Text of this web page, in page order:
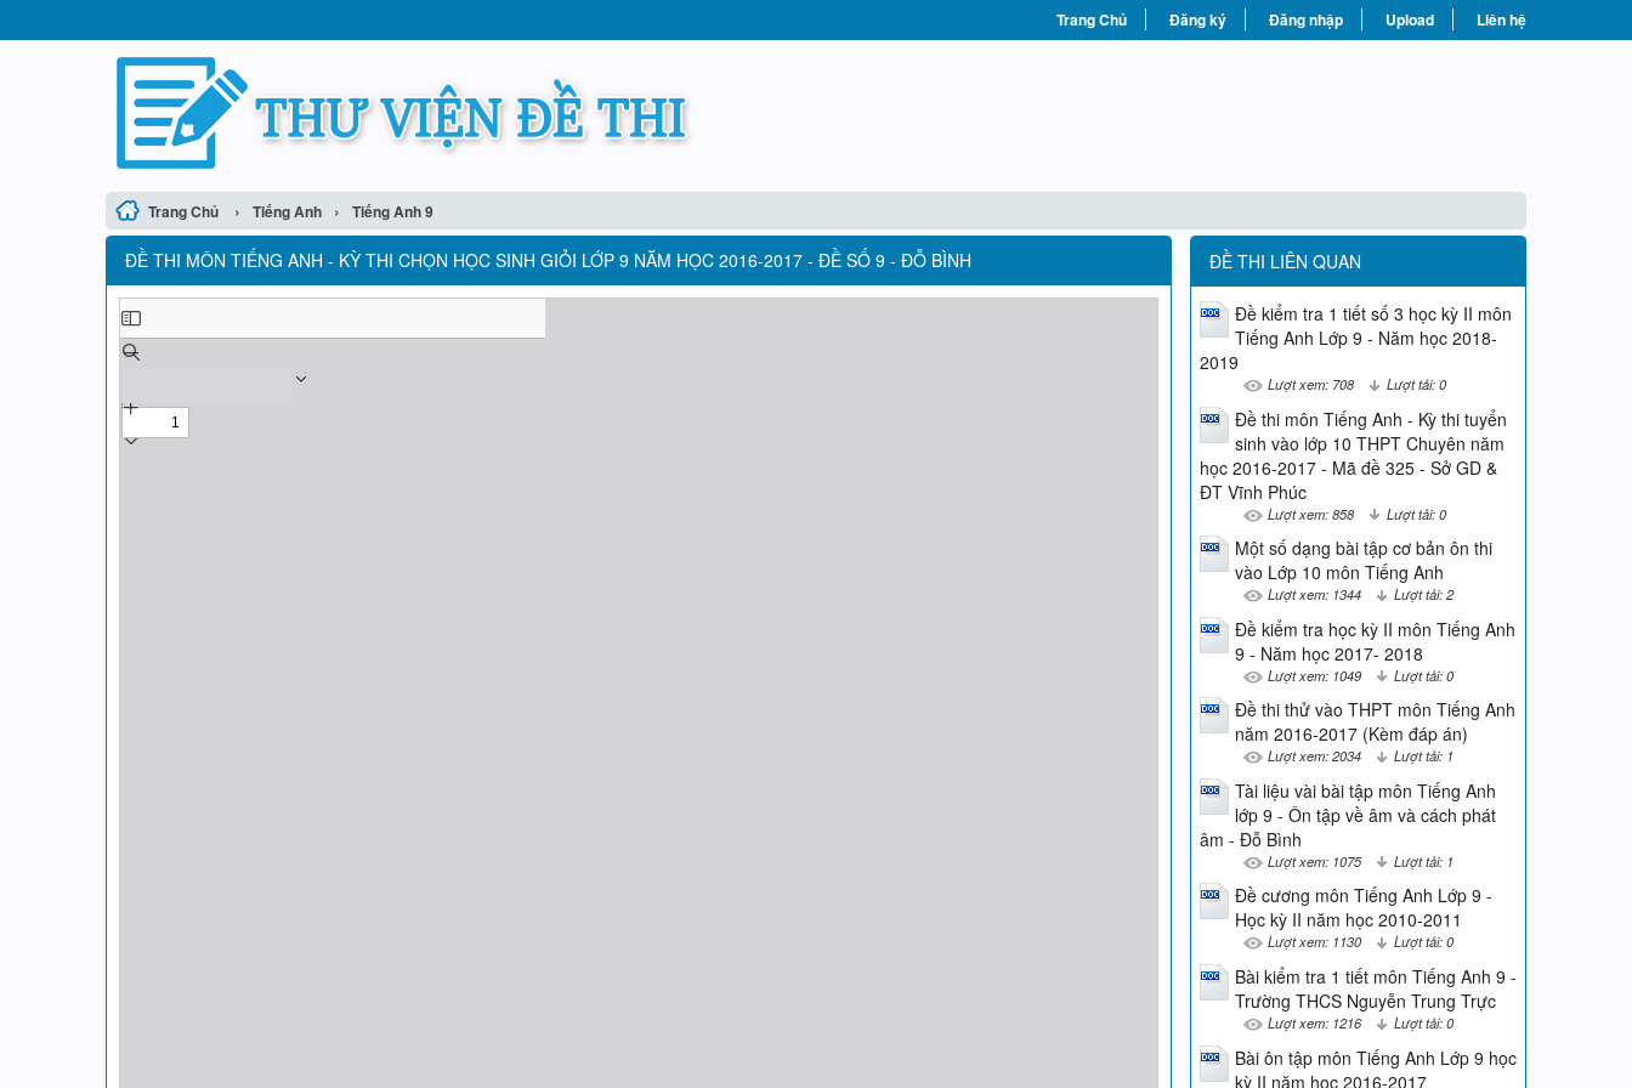
Trang Chủ Đăng ký Đăng nhập Upload Liên hệ
Trang Chủ › Tiếng Anh › Tiếng Anh 9
ĐỀ THI MÔN TIẾNG ANH - KỲ THI CHỌN HỌC SINH GIỎI LỚP 9 NĂM HỌC 2016-2017 - ĐỀ SỐ 9 - ĐỖ BÌNH ĐỀ THI LIÊN QUAN
Đề kiểm tra 1 tiết số 3 học kỳ II môn
Tiếng Anh Lớp 9 - Năm học 2018-
2019
Lượt xem: 708 Lượt tải: 0
Đề thi môn Tiếng Anh - Kỳ thi tuyển
sinh vào lớp 10 THPT Chuyên năm
học 2016-2017 - Mã đề 325 - Sở GD &
ĐT Vĩnh Phúc
Lượt xem: 858 Lượt tải: 0
Một số dạng bài tập cơ bản ôn thi
vào Lớp 10 môn Tiếng Anh
Lượt xem: 1344 Lượt tải: 2
Đề kiểm tra học kỳ II môn Tiếng Anh
9 - Năm học 2017- 2018
Lượt xem: 1049 Lượt tải: 0
Đề thi thử vào THPT môn Tiếng Anh
năm 2016-2017 (Kèm đáp án)
Lượt xem: 2034 Lượt tải: 1
Tài liệu vài bài tập môn Tiếng Anh
lớp 9 - Ôn tập về âm và cách phát
âm - Đỗ Bình
Lượt xem: 1075 Lượt tải: 1
Đề cương môn Tiếng Anh Lớp 9 -
Học kỳ II năm học 2010-2011
Lượt xem: 1130 Lượt tải: 0
Bài kiểm tra 1 tiết môn Tiếng Anh 9 -
Trường THCS Nguyễn Trung Trực
Lượt xem: 1216 Lượt tải: 0
Bài ôn tập môn Tiếng Anh Lớp 9 học
kỳ II năm học 2016-2017